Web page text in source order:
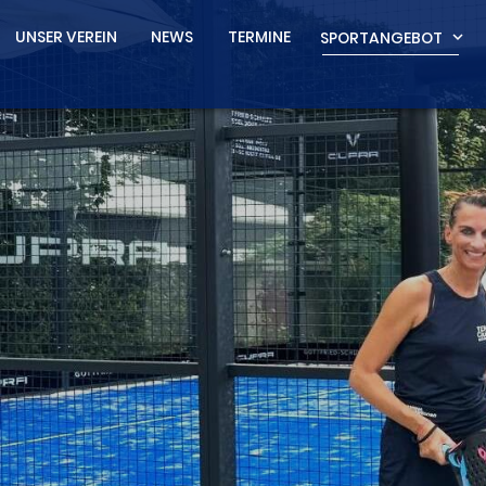
UNSER VEREIN NEWS TERMINE SPORTANGEBOT expand_more